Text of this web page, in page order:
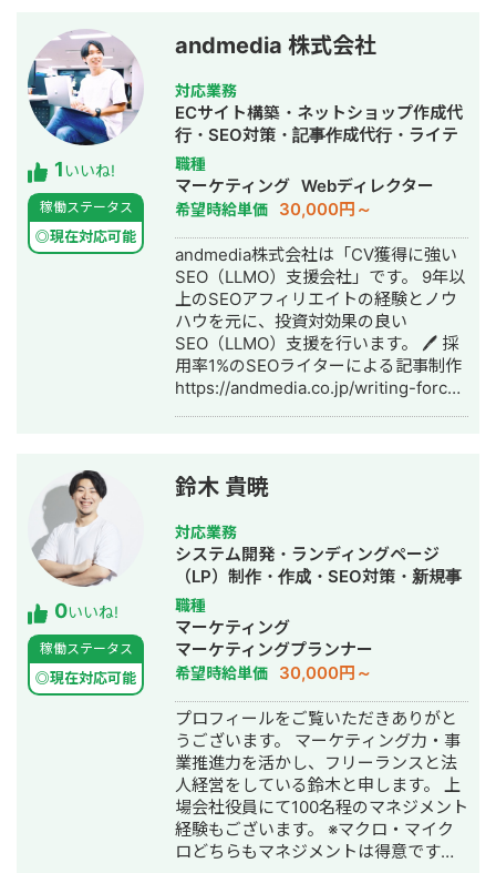
ンス名鑑、マッチングアプリのフェリ
恋、年収チャンネルの転職者と企業の
マッチングサービスである年収スカウ
トなど数十のサービスを1人でサクっと
開発。近年はChatGPTを用いたチャッ
トボットやパワポスライド自動生成シ
ステム等、AIを活用したシステムも多
数開発している。 チームを組んで複数
人で開発すると品質が落ちやすいた
め、要件定義からプログラミング含め
自身1人で全て完結することにより、１
つ１つのシステムの品質にこだわって
開発する方針をとっている。開発速度
も早く、品質の良いサービスを最速か
つ他より安い価格で開発できる。 得意
領域はAI開発・Web開発・スマホアプ
リ・社内システムなどITシステム全般
の開発。 インタビュー記事はこちら
1いいね!
稼働ステータス
◎現在対応可能
andmedia 株式会社
対応業務
ECサイト構築・ネットショップ作成代
行・SEO対策・記事作成代行・ライテ
ィング・ホームページ制作・作成・リ
スティング広告運用代行・漫画制作・
AI活用
職種
マーケティング Webディレクター
希望時給単価 30,000円～
andmedia株式会社は「CV獲得に強い
SEO（LLMO）支援会社」です。 9年以
上のSEOアフィリエイトの経験とノウ
ハウを元に、投資対効果の良い
SEO（LLMO）支援を行います。 🖊️ 採
用率1%のSEOライターによる記事制作
https://andmedia.co.jp/writing-force/
press/ 🔥CV獲得最大化のためのSEOコ
ンサルティング
https://andmedia.co.jp/owned-lead/
🧠生成AIからの推薦を増やすLLMO対策
https://andmedia.co.jp/and-llmo/
0いいね!
稼働ステータス
◎現在対応可能
鈴木 貴暁
対応業務
システム開発・ランディングページ
（LP）制作・作成・SEO対策・新規事
業立上・記事作成代行・ライティン
グ・ホームページ制作・作成・バナー
制作・デザイン・ロゴデザイン・作
成・イラスト制作・リスティング広告
運用代行・オウンドメディア制作・構
築・運用代行・動画制作・動画編集・
漫画制作・営業代行
職種
マーケティング
マーケティングプランナー
希望時給単価 30,000円～
プロフィールをご覧いただきありがと
うございます。 マーケティング力・事
業推進力を活かし、フリーランスと法
人経営をしている鈴木と申します。 上
場会社役員にて100名程のマネジメント
経験もございます。 ※マクロ・マイク
ロどちらもマネジメントは得意です。